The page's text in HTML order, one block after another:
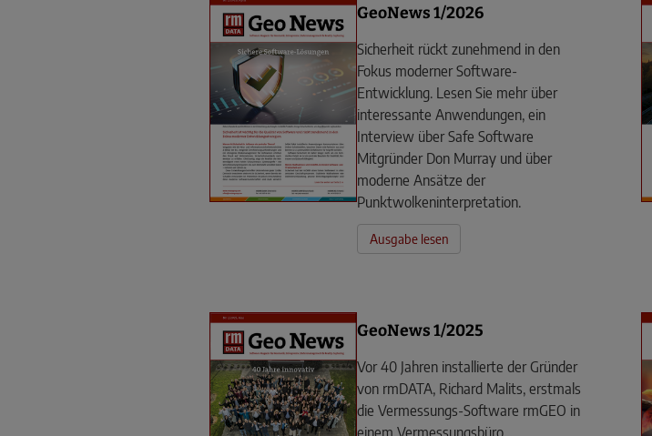
GeoNews 1/2026
Sicherheit rückt zunehmend in den
Fokus moderner Software-
Entwicklung. Lesen Sie mehr über
interessante Anwendungen, ein
Interview über Safe Software
Mitgründer Don Murray und über
moderne Ansätze der
Punktwolkeninterpretation.
Ausgabe lesen
GeoNews 1/2025
Vor 40 Jahren installierte der Gründer
von rmDATA, Richard ­Malits, erstmals
die Vermessungs-Software rmGEO in
einem Vermessungsbüro...